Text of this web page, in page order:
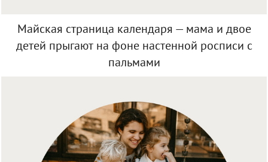
Майская страница календаря — мама и двое
детей прыгают на фоне настенной росписи с
пальмами